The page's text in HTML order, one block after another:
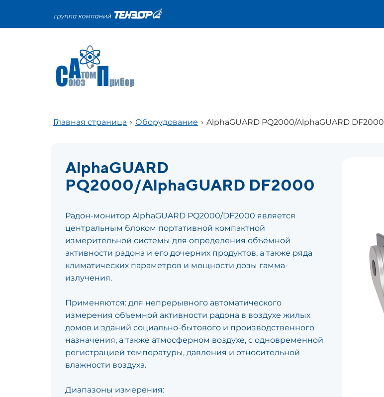
Главная страница › Оборудование › AlphaGUARD PQ2000/AlphaGUARD DF2000
AlphaGUARD
PQ2000/AlphaGUARD DF2000
Радон-монитор AlphaGUARD PQ2000/DF2000 является
центральным блоком портативной компактной
измерительной системы для определения объёмной
активности радона и его дочерних продуктов, а также ряда
климатических параметров и мощности дозы гамма-
излучения.
Применяются: для непрерывного автоматического
измерения объемной активности радона в воздухе жилых
домов и зданий социально-бытового и производственного
назначения, а также атмосферном воздухе, с одновременной
регистрацией температуры, давления и относительной
влажности воздуха.
Диапазоны измерения: